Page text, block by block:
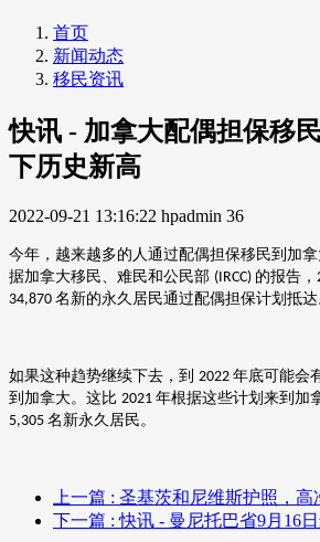
首页
新闻动态
移民资讯
快讯 - 加拿大配偶担保移
下历史新高
2022-09-21 13:16:22 hpadmin 36
今年，越来越多的人通过配偶担保移民到加
据加拿大移民、难民和公民部 (IRCC) 的报告，
34,870 名新的永久居民通过配偶担保计划抵达
如果这种趋势继续下去，到 2022 年底可能会
到加拿大。这比 2021 年根据这些计划来到加
5,305 名新永久居民。
上一篇 : 圣基茨和尼维斯护照，高
下一篇 : 快讯 - 曼尼托巴省9月16